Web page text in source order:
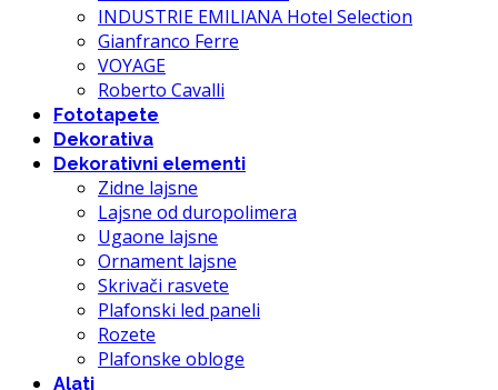
INDUSTRIE EMILIANA Hotel Selection
Gianfranco Ferre
VOYAGE
Roberto Cavalli
Fototapete
Dekorativa
Dekorativni elementi
Zidne lajsne
Lajsne od duropolimera
Ugaone lajsne
Ornament lajsne
Skrivači rasvete
Plafonski led paneli
Rozete
Plafonske obloge
Alati